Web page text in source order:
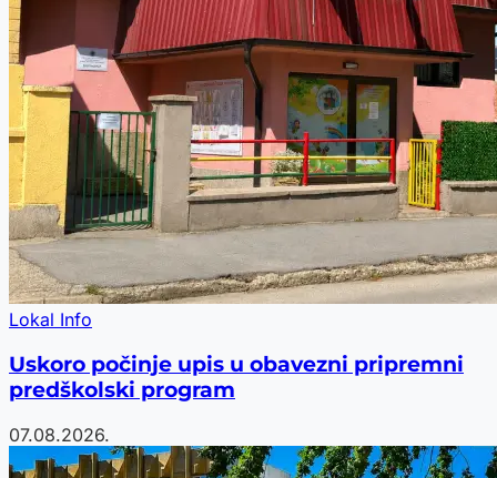
Lokal Info
Uskoro počinje upis u obavezni pripremni
predškolski program
07.08.2026.